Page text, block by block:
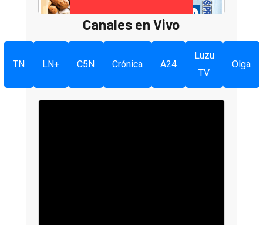
Canales en Vivo
TN LN+ C5N Crónica A24
Luzu
TV
Olga